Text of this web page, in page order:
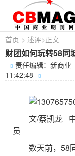
首页 > 述评>正文
财团如何玩转58同
责任编辑：新商业
11:42:48
文/蔡凯龙 中
员
数天前，58同